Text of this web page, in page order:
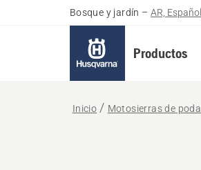
Bosque y jardín – AR, Español
Productos
Inicio Motosierras de poda